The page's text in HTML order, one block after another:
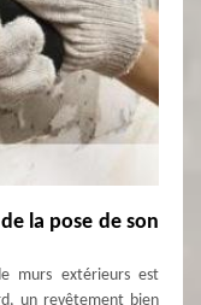
la pose de son
murs extérieurs est
un revêtement bien